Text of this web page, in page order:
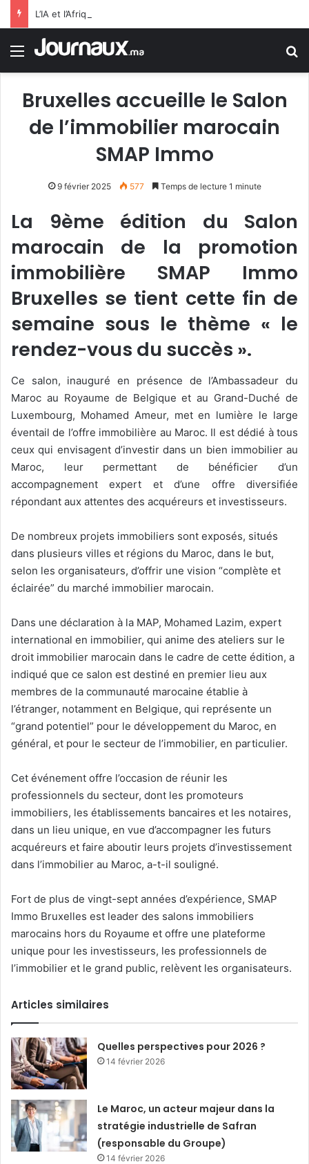
Menu
Bruxelles accueille le Salon
de l’immobilier marocain
SMAP Immo
9 février 2025 577 Temps de lecture 1 minute
La 9ème édition du Salon
marocain de la promotion
immobilière SMAP Immo
Bruxelles se tient cette fin de
semaine sous le thème « le
rendez-vous du succès ».
Ce salon, inauguré en présence de l’Ambassadeur du
Maroc au Royaume de Belgique et au Grand-Duché de
Luxembourg, Mohamed Ameur, met en lumière le large
éventail de l’offre immobilière au Maroc. Il est dédié à tous
ceux qui envisagent d’investir dans un bien immobilier au
Maroc, leur permettant de bénéficier d’un
accompagnement expert et d’une offre diversifiée
répondant aux attentes des acquéreurs et investisseurs.
De nombreux projets immobiliers sont exposés, situés
dans plusieurs villes et régions du Maroc, dans le but,
selon les organisateurs, d’offrir une vision “complète et
éclairée” du marché immobilier marocain.
Dans une déclaration à la MAP, Mohamed Lazim, expert
international en immobilier, qui anime des ateliers sur le
droit immobilier marocain dans le cadre de cette édition, a
indiqué que ce salon est destiné en premier lieu aux
membres de la communauté marocaine établie à
l’étranger, notamment en Belgique, qui représente un
“grand potentiel” pour le développement du Maroc, en
général, et pour le secteur de l’immobilier, en particulier.
Cet événement offre l’occasion de réunir les
professionnels du secteur, dont les promoteurs
immobiliers, les établissements bancaires et les notaires,
dans un lieu unique, en vue d’accompagner les futurs
acquéreurs et faire aboutir leurs projets d’investissement
dans l’immobilier au Maroc, a-t-il souligné.
Fort de plus de vingt-sept années d’expérience, SMAP
Immo Bruxelles est leader des salons immobiliers
marocains hors du Royaume et offre une plateforme
unique pour les investisseurs, les professionnels de
l’immobilier et le grand public, relèvent les organisateurs.
Articles similaires
Quelles perspectives pour 2026 ?
14 février 2026
Le Maroc, un acteur majeur dans la
stratégie industrielle de Safran
(responsable du Groupe)
14 février 2026